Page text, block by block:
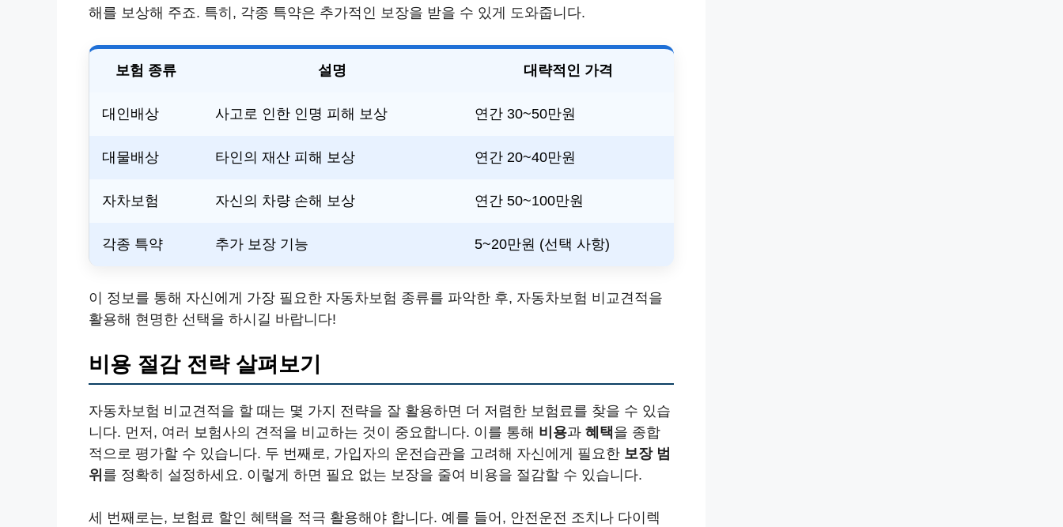
해를 보상해 주죠. 특히, 각종 특약은 추가적인 보장을 받을 수 있게 도와줍니다.
보험 종류 설명 대략적인 가격
대인배상 사고로 인한 인명 피해 보상 연간 30~50만원
대물배상 타인의 재산 피해 보상 연간 20~40만원
자차보험 자신의 차량 손해 보상 연간 50~100만원
각종 특약 추가 보장 기능 5~20만원 (선택 사항)
이 정보를 통해 자신에게 가장 필요한 자동차보험 종류를 파악한 후, 자동차보험 비교견적을
활용해 현명한 선택을 하시길 바랍니다!
비용 절감 전략 살펴보기
자동차보험 비교견적을 할 때는 몇 가지 전략을 잘 활용하면 더 저렴한 보험료를 찾을 수 있습
니다. 먼저, 여러 보험사의 견적을 비교하는 것이 중요합니다. 이를 통해 비용과 혜택을 종합
적으로 평가할 수 있습니다. 두 번째로, 가입자의 운전습관을 고려해 자신에게 필요한 보장 범
위 를 정확히 설정하세요. 이렇게 하면 필요 없는 보장을 줄여 비용을 절감할 수 있습니다.
세 번째로는, 보험료 할인 혜택을 적극 활용해야 합니다. 예를 들어, 안전운전 조치나 다이렉